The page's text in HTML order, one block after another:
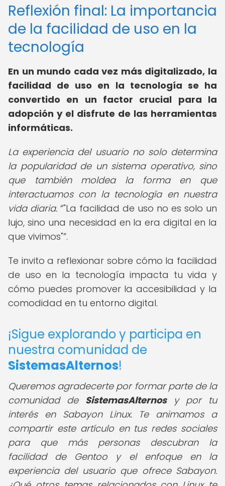
Reflexión final: La importancia
de la facilidad de uso en la
tecnología
En un mundo cada vez más digitalizado, la
facilidad de uso en la tecnología se ha
convertido en un factor crucial para la
adopción y el disfrute de las herramientas
informáticas.
La experiencia del usuario no solo determina
la popularidad de un sistema operativo, sino
que también moldea la forma en que
interactuamos con la tecnología en nuestra
vida diaria. "La facilidad de uso no es solo un
lujo, sino una necesidad en la era digital en la
que vivimos" .
Te invito a reflexionar sobre cómo la facilidad
de uso en la tecnología impacta tu vida y
cómo puedes promover la accesibilidad y la
comodidad en tu entorno digital.
¡Sigue explorando y participa en
nuestra comunidad de
SistemasAlternos!
Queremos agradecerte por formar parte de la
comunidad de SistemasAlternosy por tu
interés en Sabayon Linux. Te animamos a
compartir este artículo en tus redes sociales
para que más personas descubran la
facilidad de Gentoo y el enfoque en la
experiencia del usuario que ofrece Sabayon.